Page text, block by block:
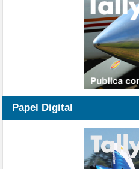
Papel Digital